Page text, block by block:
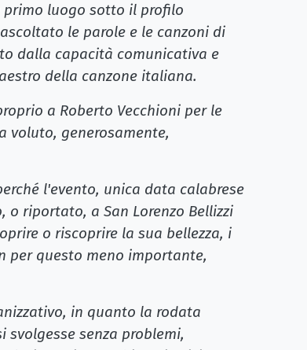
luogo sotto il profilo
le parole e le canzoni di
dalla capacità comunicativa e
della canzone italiana.
a Roberto Vecchioni per le
voluto, generosamente,
l'evento, unica data calabrese
o riportato, a San Lorenzo Bellizzi
o riscoprire la sua bellezza, i
per questo meno importante,
in quanto la rodata
senza problemi,